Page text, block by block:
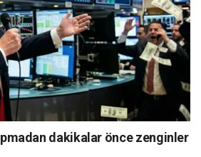
dakikalar önce zenginler